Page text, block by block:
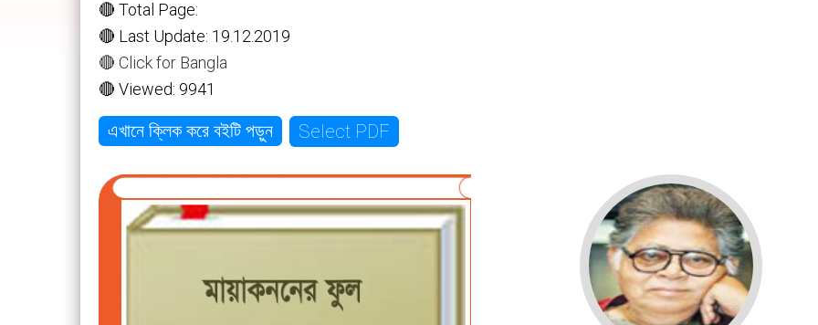
🔴 Total Page:
🔴 Last Update: 19.12.2019
🔴 Click for Bangla
🔴 Viewed: 9941
এখানে ক্লিক করে বইটি পড়ুন Select PDF